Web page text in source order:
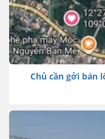
Chủ cần gởi bán